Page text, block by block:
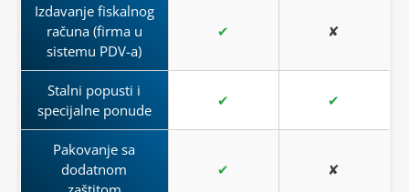
Izdavanje fiskalnog
računa (firma u
sistemu PDV-a)
✔ ✘
Stalni popusti i
specijalne ponude
✔ ✔
Pakovanje sa
dodatnom
✔ ✘